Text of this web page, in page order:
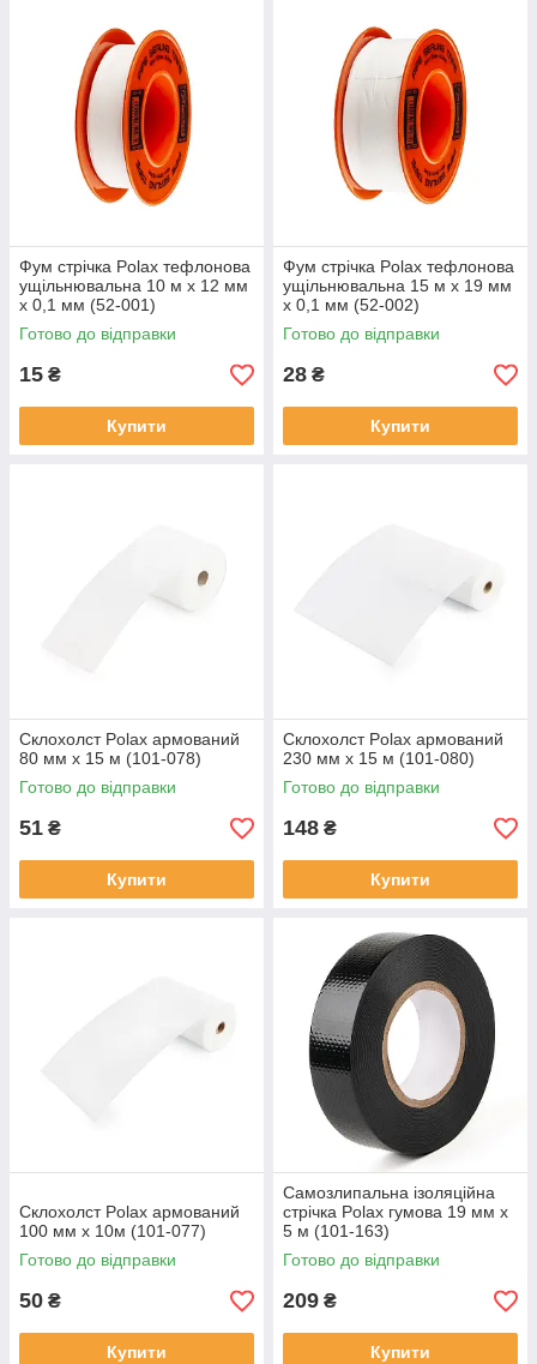
Фум стрічка Polax тефлонова
ущільнювальна 10 м x 12 мм
x 0,1 мм (52-001)
Готово до відправки
15 ₴
Купити
Фум стрічка Polax тефлонова
ущільнювальна 15 м x 19 мм
x 0,1 мм (52-002)
Готово до відправки
28 ₴
Купити
Склохолст Polax армований
80 мм х 15 м (101-078)
Готово до відправки
51 ₴
Купити
Склохолст Polax армований
230 мм х 15 м (101-080)
Готово до відправки
148 ₴
Купити
Склохолст Polax армований
100 мм х 10м (101-077)
Готово до відправки
50 ₴
Купити
Самозлипальна ізоляційна
стрічка Polax гумова 19 мм х
5 м (101-163)
Готово до відправки
209 ₴
Купити